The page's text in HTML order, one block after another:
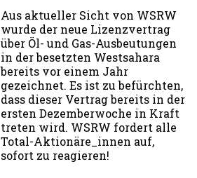
Aus aktueller Sicht von WSRW
wurde der neue Lizenzvertrag
über Öl- und Gas-Ausbeutungen
in der besetzten Westsahara
bereits vor einem Jahr
gezeichnet. Es ist zu befürchten,
dass dieser Vertrag bereits in der
ersten Dezemberwoche in Kraft
treten wird. WSRW fordert alle
Total-Aktionäre_innen auf,
sofort zu reagieren!